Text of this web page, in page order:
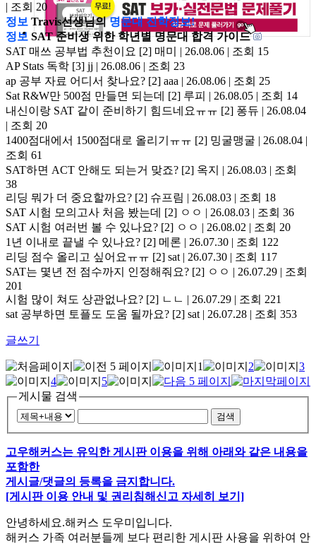
| 조회 20
정보 Travis선생님의명문대 진학정보!
정보 SAT 준비생 위한 학년별 명문대 합격 가이드
SAT 매쓰 공부법 추천이요 [2] 매미 | 26.08.06 | 조회 15
AP Stats 독학 [3] jj | 26.08.06 | 조회 23
ap 공부 자료 어디서 찾나요? [2] aaa | 26.08.06 | 조회 25
Sat R&W만 500점 만들면 되는데 [2] 루피 | 26.08.05 | 조회 14
내신이랑 SAT 같이 준비하기 힘드네요ㅠㅠ [2] 퐁듀 | 26.08.04
| 조회 20
1400점대에서 1500점대로 올리기ㅠㅠ [2] 밍굴맹굴 | 26.08.04 |
조회 61
SAT하면 ACT 안해도 되는거 맞죠? [2] 옥지 | 26.08.03 | 조회
38
리딩 뭐가 더 중요할까요? [2] 슈프림 | 26.08.03 | 조회 18
SAT 시험 모의고사 처음 봤는데 [2] ㅇㅇ | 26.08.03 | 조회 36
SAT 시험 여러번 볼 수 있나요? [2] ㅇㅇ | 26.08.02 | 조회 20
1년 이내로 끝낼 수 있나요? [2] 메론 | 26.07.30 | 조회 122
리딩 점수 올리고 싶어요ㅠㅠ [2] sat | 26.07.30 | 조회 117
SAT는 몇년 전 점수까지 인정해줘요? [2] ㅇㅇ | 26.07.29 | 조회
201
시험 많이 쳐도 상관없나요? [2] ㄴㄴ | 26.07.29 | 조회 221
sat 공부하면 토플도 도움 될까요? [2] sat | 26.07.28 | 조회 353
글쓰기
1 2
3
4
5
게시물 검색
검색
고우해커스는 유익한 게시판 이용을 위해 아래와 같은 내용을
포함한
게시글/댓글의 등록을 금지합니다.
[게시판 이용 안내 및 권리침해신고 자세히 보기]
안녕하세요.해커스 도우미입니다.
해커스 가족 여러분들께 보다 편리한 게시판 사용을 위하여 안